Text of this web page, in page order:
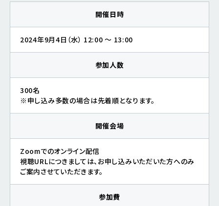
開催日時
2024年9月4日（水） 12:00 ～ 13:00
参加人数
300名
※申し込み多数の場合は先着順となります。
開催会場
Zoomでのオンライン配信
視聴URLにつきましては、お申し込みいただいた方へのみ
ご案内させていただきます。
参加費